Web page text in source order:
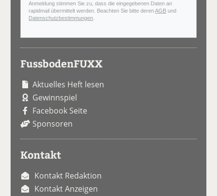
Anmeldung stimmen Sie zu, dass die eingegebenen Daten an
rapidmail übermittelt werden. Beachten Sie bitte derenAGB und
Datenschutzbestimmungen
FussbodenFUXX
Aktuelles Heft lesen
Gewinnspiel
Facebook Seite
Sponsoren
Kontakt
Kontakt Redaktion
Kontakt Anzeigen